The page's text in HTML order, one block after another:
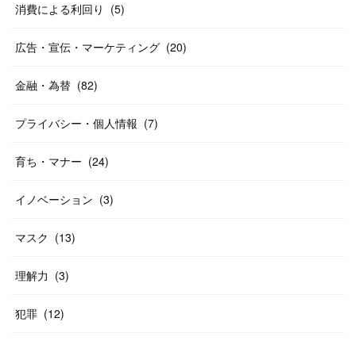
消費による利回り (5)
広告・宣伝・マーケティング (20)
金融・為替 (82)
プライバシー・個人情報 (7)
育ち・マナー (24)
イノベーション (3)
マスク (13)
理解力 (3)
犯罪 (12)